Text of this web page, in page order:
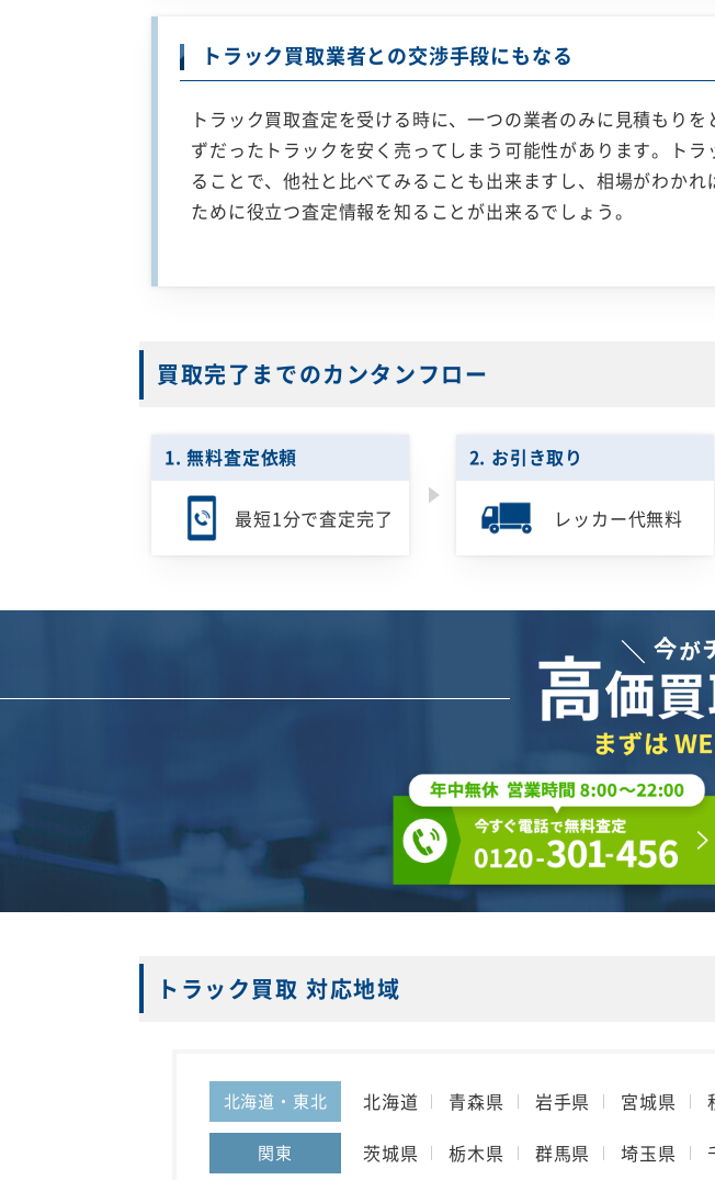
トラック買取業者との交渉手段にもなる
トラック買取査定を受ける時に、一つの業者のみに見積もり
ずだったトラックを安く売ってしまう可能性があります。ト
ることで、他社と比べてみることも出来ますし、相場がわか
ために役立つ査定情報を知ることが出来るでしょう。
買取完了までのカンタンフロー
1. 無料査定依頼
最短1分で査定完了
2. お引き取り
レッカー代無料
トラック買取 対応地域
北海道・東北 北海道 青森県 岩手県 宮城県
関東 茨城県 栃木県 群馬県 埼玉県